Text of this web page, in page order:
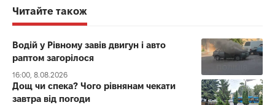
Читайте також
Водій у Рівному завів двигун і авто
раптом загорілося
16:00, 8.08.2026
Дощ чи спека? Чого рівнянам чекати
завтра від погоди